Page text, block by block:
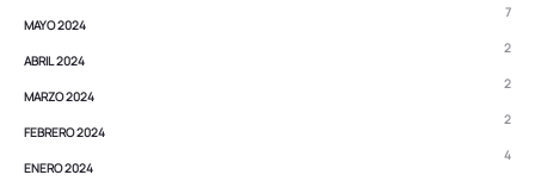
MAYO 2024
7
ABRIL 2024
2
MARZO 2024
2
FEBRERO 2024
2
ENERO 2024
4